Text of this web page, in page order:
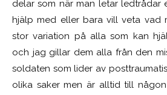
delar som när man letar ledtrådar
hjälp med eller bara vill veta vad
stor variation på alla som kan
och jag gillar dem alla från den
soldaten som lider av
olika saker men är alltid till